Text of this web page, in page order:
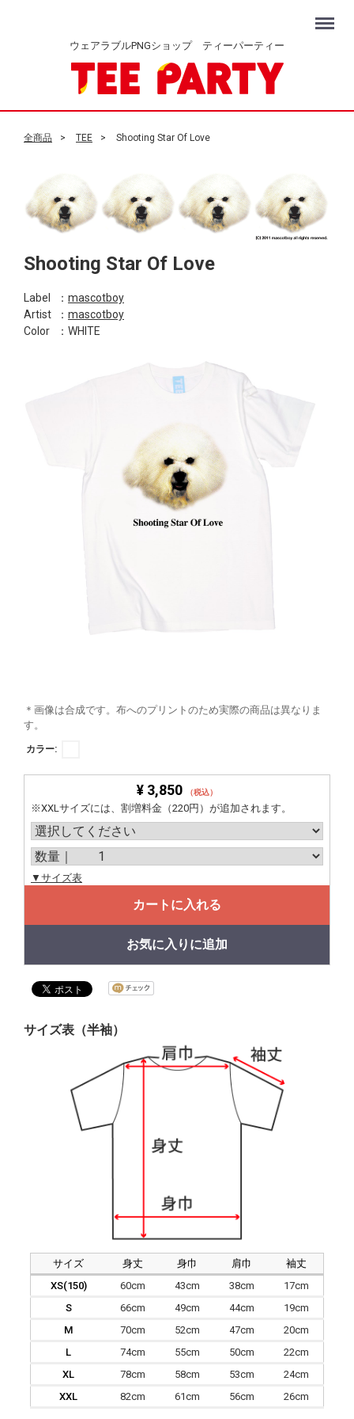
ウェアラブルPNGショップ ティーパーティー
Menu
全商品 TEE Shooting Star Of Love
Shooting Star Of Love
Label ： mascotboy
Artist
： mascotboy
Color
：WHITE
＊画像は合成です。布へのプリントのため実際の商品は異なりま
す。
カラー:
¥ 3,850 （税込）
※XXLサイズには、割増料金（220円）が追加されます。
▼サイズ表
カートに入れる
お気に入りに追加
サイズ表（半袖）
サイズ 身丈 身巾 肩巾
袖丈
XS(150)
60cm 43cm 38cm
17cm
S
66cm 49cm 44cm
19cm
M
70cm 52cm 47cm
20cm
L
74cm 55cm 50cm
22cm
XL
78cm 58cm 53cm
24cm
XXL
82cm 61cm 56cm 26cm